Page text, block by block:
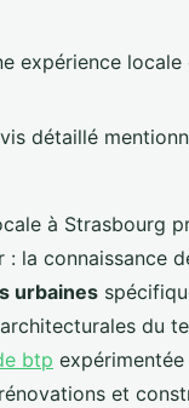
expérience
détaillé
à Strasbourg
: la connaissance
urbaines
du
btp
et